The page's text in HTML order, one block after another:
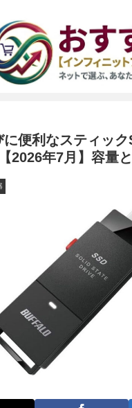
に便利なスティッ
2026年7月】容量